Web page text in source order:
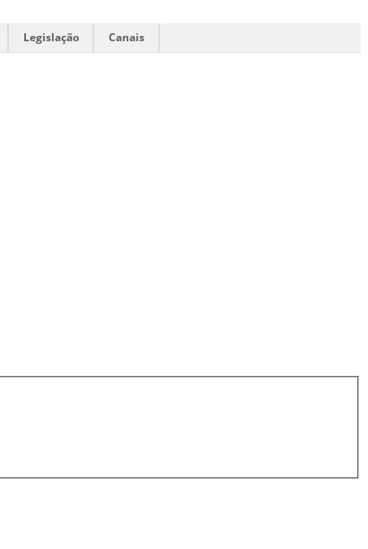
Legislação Canais